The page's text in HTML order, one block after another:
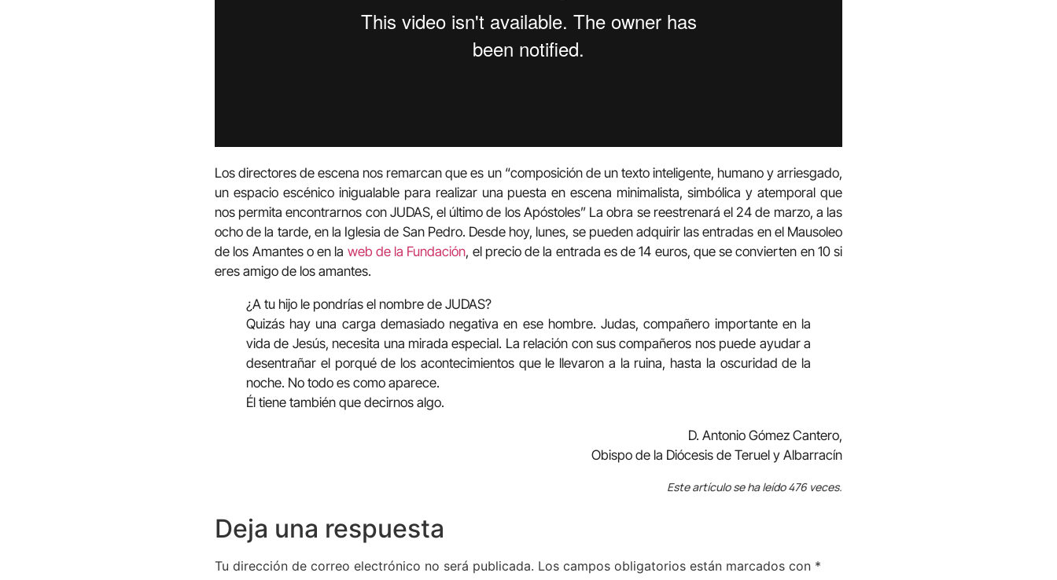
Los directores de escena nos remarcan que es un “composición de un texto inteligente, humano y arriesgado,
un espacio escénico inigualable para realizar una puesta en escena minimalista, simbólica y atemporal que
nos permita encontrarnos con JUDAS, el último de los Apóstoles” La obra se reestrenará el 24 de marzo, a las
ocho de la tarde, en la Iglesia de San Pedro. Desde hoy, lunes, se pueden adquirir las entradas en el Mausoleo
de los Amantes o en la web de la Fundación, el precio de la entrada es de 14 euros, que se convierten en 10 si
eres amigo de los amantes.
¿A tu hijo le pondrías el nombre de JUDAS?
Quizás hay una carga demasiado negativa en ese hombre. Judas, compañero importante en la
vida de Jesús, necesita una mirada especial. La relación con sus compañeros nos puede ayudar a
desentrañar el porqué de los acontecimientos que le llevaron a la ruina, hasta la oscuridad de la
noche. No todo es como aparece.
Él tiene también que decirnos algo.
D. Antonio Gómez Cantero,
Obispo de la Diócesis de Teruel y Albarracín
Este artículo se ha leído 476 veces.
Deja una respuesta
Tu dirección de correo electrónico no será publicada. Los campos obligatorios están marcados con *